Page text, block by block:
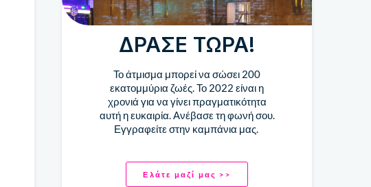
ΔΡΆΣΕ ΤΏΡΑ!
Το άτμισμα μπορεί να σώσει 200
εκατομμύρια ζωές. Το 2022 είναι η
χρονιά για να γίνει πραγματικότητα
αυτή η ευκαιρία. Ανέβασε τη φωνή σου.
Εγγραφείτε στην καμπάνια μας.
Ελάτε μαζί μας >>